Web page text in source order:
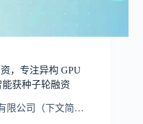
，专注异构 GPU
获种子轮融资
限公司（下文简…